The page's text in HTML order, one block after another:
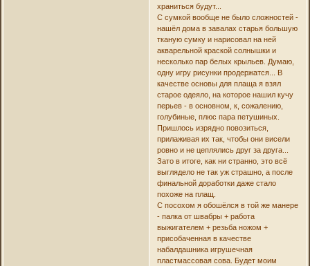
храниться будут...
С сумкой вообще не было сложностей -
нашёл дома в завалах старья большую
тканую сумку и нарисовал на ней
акварельной краской солнышки и
несколько пар белых крыльев. Думаю,
одну игру рисунки продержатся... В
качестве основы для плаща я взял
старое одеяло, на которое нашил кучу
перьев - в основном, к, сожалению,
голубиные, плюс пара петушиных.
Пришлось изрядно повозиться,
прилаживая их так, чтобы они висели
ровно и не цеплялись друг за друга...
Зато в итоге, как ни странно, это всё
выглядело не так уж страшно, а после
финальной доработки даже стало
похоже на плащ.
С посохом я обошёлся в той же манере
- палка от швабры + работа
выжигателем + резьба ножом +
присобаченная в качестве
набалдашника игрушечная
пластмассовая сова. Будет моим